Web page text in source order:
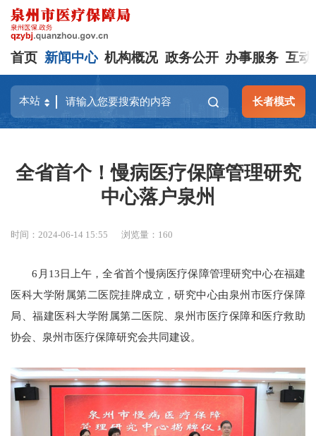
首页 新闻中心 机构概况 政务公开 办事服务 互动
长者模式
全省首个！慢病医疗保障管理研究
中心落户泉州
时间：2024-06-14 15:55 浏览量： 160
6月13日上午，全省首个慢病医疗保障管理研究中心在福建
医科大学附属第二医院挂牌成立，研究中心由泉州市医疗保障
局、福建医科大学附属第二医院、泉州市医疗保障和医疗救助
协会、泉州市医疗保障研究会共同建设。